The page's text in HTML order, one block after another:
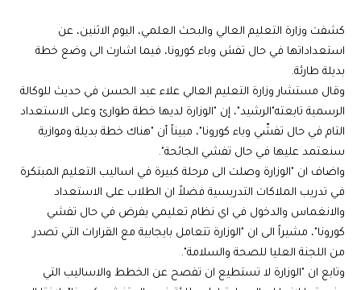
كشفت وزارة التعليم العالي والبحث العلمي، اليوم الاثنين، عن
استعداداتها في حال تفش وباء كورونا، فيما اشارت الى وضع خطة
بديلة طارئة.
وقال مستشار وزارة التعليم العالي علاء عبد الحسن في حديث للوكالة
الرسمية تابعته"الرشيد"، إن "الوزارة لديها خطة طوارئ وعلى الاستعداد
التام في حال تفشّي وباء كورونا"، مبيناً أن "هناك خطة بديلة وموازية
سنعتمد عليها في حال تفشي الجائحة".
واضاف ان "الوزارة وصلت الى مرحلة كبيرة في اساليب التعليم المبتكرة
في تدريب الملاكات التدريسية فضلاً ان الطلاب على الاستعداد
والانغماس والدخول في اي نظام تعليمي يفرض في حال تفشي
كورونا"، مشيراً الى ان "الوزارة تتعامل بايجابية مع القرارات التي تصدر
من اللجنة العليا للصحة والسلامة".
وتابع ان "الوزارة لا تستطيع ان تفصح عن الخطط والاساليب التي